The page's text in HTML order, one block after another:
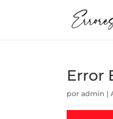
Error
poradmin |